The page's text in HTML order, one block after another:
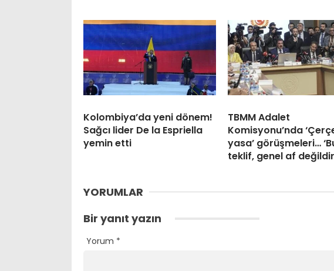
Kolombiya’da yeni dönem!
Sağcı lider De la Espriella
yemin etti
TBMM Adalet
Komisyonu’nda
yasa’ görüşmeleri…
teklif, genel af
YORUMLAR
Bir yanıt yazın
Yorum *